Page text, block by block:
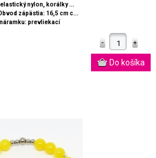
nylon, korálky ...
zápästia: 16,5 cm c...
prevliekací